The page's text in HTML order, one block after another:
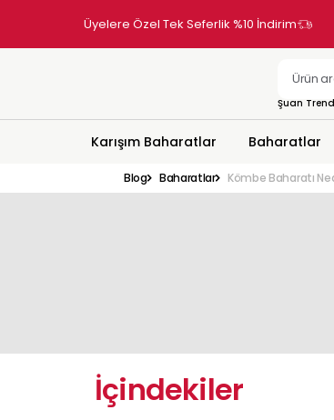
Üyelere Özel Tek Seferlik %10 İndirim
Şuan Trend
Karışım Baharatlar Baharatlar
Blog Baharatlar Kömbe Baharatı
İçindekiler